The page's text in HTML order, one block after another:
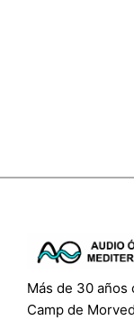
Más de 30
Camp de